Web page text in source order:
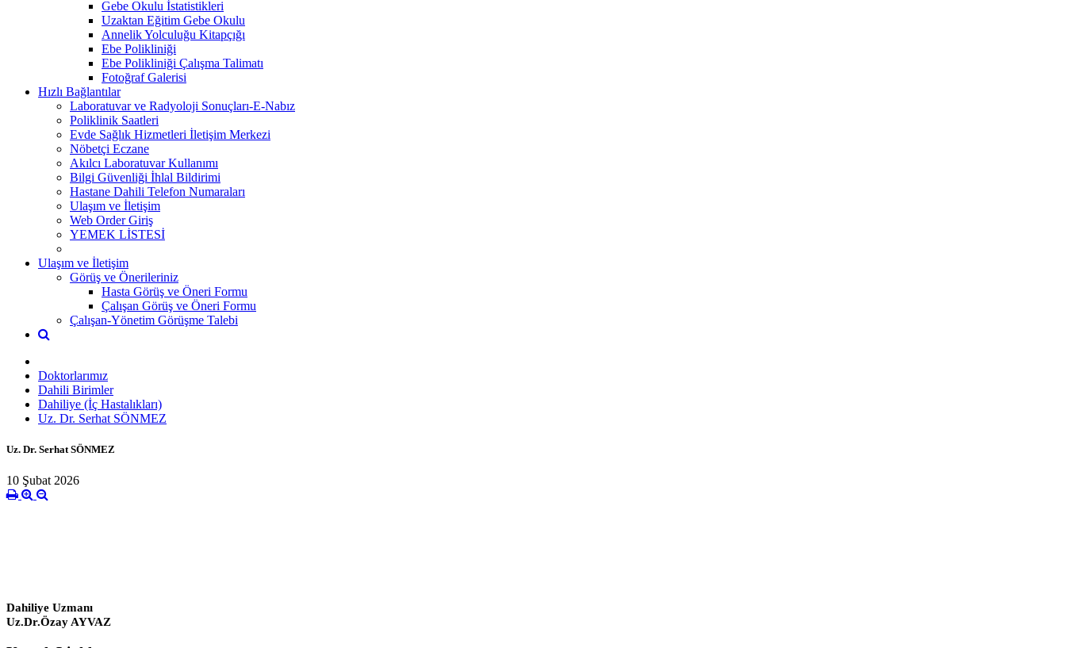
Gebe Okulu İstatistikleri
Uzaktan Eğitim Gebe Okulu
Annelik Yolculuğu Kitapçığı
Ebe Polikliniği
Ebe Polikliniği Çalışma Talimatı
Fotoğraf Galerisi
Hızlı Bağlantılar
Laboratuvar ve Radyoloji Sonuçları-E-Nabız
Poliklinik Saatleri
Evde Sağlık Hizmetleri İletişim Merkezi
Nöbetçi Eczane
Akılcı Laboratuvar Kullanımı
Bilgi Güvenliği İhlal Bildirimi
Hastane Dahili Telefon Numaraları
Ulaşım ve İletişim
Web Order Giriş
YEMEK LİSTESİ
Ulaşım ve İletişim
Görüş ve Önerileriniz
Hasta Görüş ve Öneri Formu
Çalışan Görüş ve Öneri Formu
Çalışan-Yönetim Görüşme Talebi
Doktorlarımız
Dahili Birimler
Dahiliye (İç Hastalıkları)
Uz. Dr. Serhat SÖNMEZ
Uz. Dr. Serhat SÖNMEZ
10 Şubat 2026
Dahiliye Uzmanı
Uz.Dr.Özay AYVAZ